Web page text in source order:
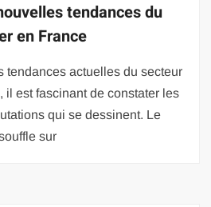
tendances du
en France
tendances actuelles du secteur
il est fascinant de constater les
qui se dessinent. Le
sur